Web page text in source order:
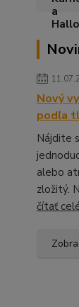
Nový
podľa
Nájdite
alebo
zložitý.
čítať